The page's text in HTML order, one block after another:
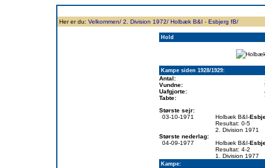
Her er du: Velkommen/ 2. Division 1972/ Holbæk B&I - Esbjerg fB/
Hold
Kampe siden 1928/1929:
Antal:
Vundne:
Uafgjorte:
Tabte:
Største sejr:
03-10-1971
Holbæk B&I-
Resultat: 0-5
2. Division 1971
Største nederlag:
04-09-1977
Holbæk B&I-
Resultat: 4-2
1. Division 1977
Kampe: